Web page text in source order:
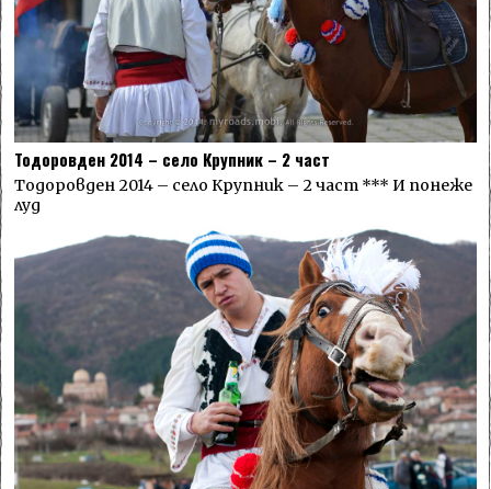
Тодоровден 2014 – село Крупник – 2 част
Тодоровден 2014 – село Крупник – 2 част *** И понеже
луд